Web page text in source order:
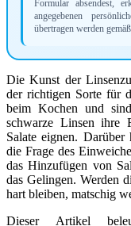
Formular absendest,
angegebenen
übertragen werden
Die Kunst der
der richtigen Sorte für
beim Kochen und
schwarze Linsen ihre
Salate eignen. Darüber
die Frage des
das Hinzufügen von
das Gelingen. Werden
hart bleiben, matschig
Dieser Artikel